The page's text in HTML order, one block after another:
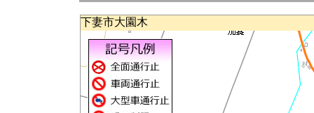
下妻市大園木